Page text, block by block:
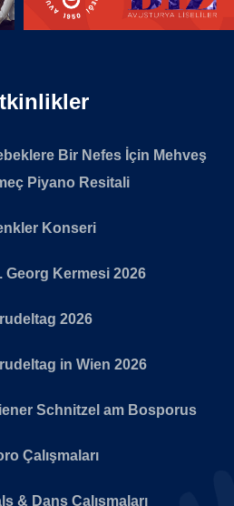
Bir Nefes İçin Mehveş
Piyano Resitali
Konseri
Georg Kermesi 2026
2026
in Wien 2026
Schnitzel am Bosporus
Çalışmaları
& Dans Çalışmaları